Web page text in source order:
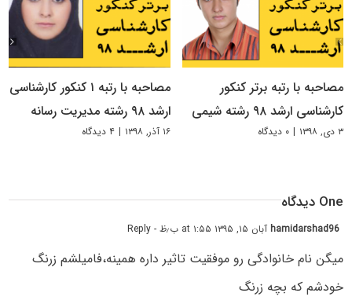
مصاحبه با رتبه برتر کنکور
کارشناسی ارشد ۹۸ رشته شیمی
۳ دی, ۱۳۹۸ | ۰ دیدگاه
مصاحبه با رتبه ۱ کنکور کارشناسی
ارشد ۹۸ رشته مدیریت رسانه
۱۶ آذر, ۱۳۹۸ | ۴ دیدگاه
One دیدگاه
hamidarshad96آبان ۱۵, ۱۳۹۵ at ۱:۵۵ ب٫ظ - Reply
میگن نام خانوادگی رو موفقیت تاثیر داره همینه،فامیلشم زرنگ
خودشم که بچه زرنگ